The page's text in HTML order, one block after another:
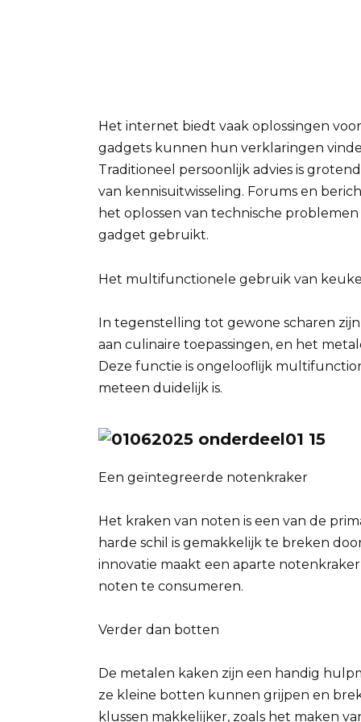
Het internet biedt vaak oplossingen
gadgets kunnen hun verklaringen
Traditioneel persoonlijk advies is
van kennisuitwisseling. Forums en
het oplossen van technische
gadget gebruikt.
Het multifunctionele gebruik van
In tegenstelling tot gewone scharen
aan culinaire toepassingen, en het
Deze functie is ongelooflijk
meteen duidelijk is.
Een geïntegreerde notenkraker
Het kraken van noten is een van de
harde schil is gemakkelijk te breken
innovatie maakt een aparte
noten te consumeren.
Verder dan botten
De metalen kaken zijn een handig
ze kleine botten kunnen grijpen en
klussen makkelijker, zoals het maken